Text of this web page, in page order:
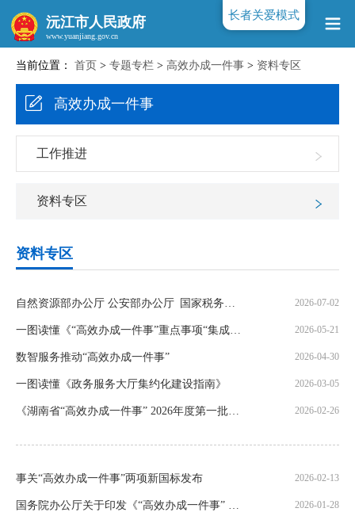
沅江市人民政府
www.yuanjiang.gov.cn
当前位置： 首页 > 专题专栏 > 高效办成一件事 > 资料专区
高效办成一件事
工作推进
资料专区
资料专区
自然资源部办公厅 公安部办公厅 国家税务总局办公厅 国家市场监督管理总局办公厅 国家金融监督管理总局办公厅关于做好企业购置不动产转移登记“高效办成一件事”的通知 2026-07-02
一图读懂《“高效办成一件事”重点事项“集成办”工作指南》 2026-05-21
数智服务推动“高效办成一件事” 2026-04-30
一图读懂《政务服务大厅集约化建设指南》 2026-03-05
《湖南省“高效办成一件事” 2026年度第一批重点事项清单》（全文） 2026-02-26
事关“高效办成一件事”两项新国标发布 2026-02-13
国务院办公厅关于印发《“高效办成一件事” 2026年度第一批重点事项清单》的通知 2026-01-28
长者关爱模式